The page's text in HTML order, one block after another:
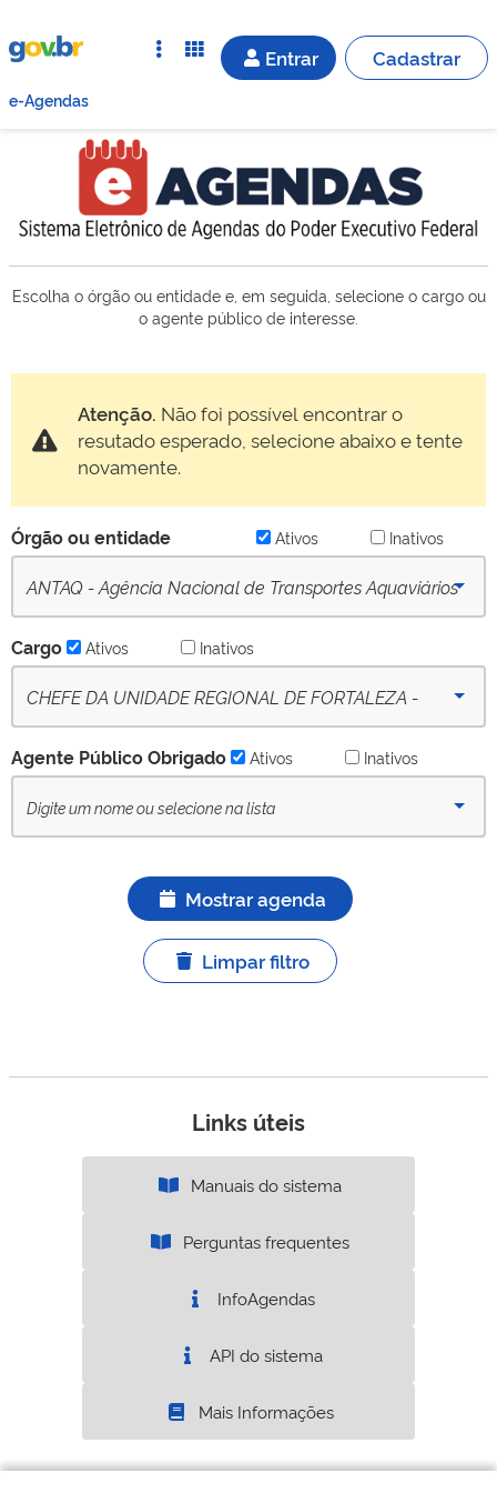
Entrar Cadastrar
e-Agendas
Escolha o órgão ou entidade e, em seguida, selecione o cargo ou
o agente público de interesse.
Atenção. Não foi possível encontrar o
resutado esperado, selecione abaixo e tente
novamente.
Órgão ou entidade Ativos Inativos
ANTAQ - Agência Nacional de Transportes Aquaviários
Cargo Ativos Inativos
CHEFE DA UNIDADE REGIONAL DE FORTALEZA -
Agente Público Obrigado Ativos Inativos
Mostrar agenda
Limpar filtro
Links úteis
Manuais do sistema
Perguntas frequentes
InfoAgendas
API do sistema
Mais Informações